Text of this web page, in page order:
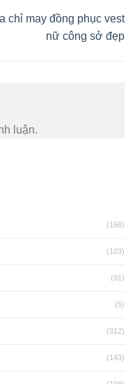
chỉ may đồng phục vest
nữ công sở đẹp
luận.
(166)
(103)
(91)
(5)
(312)
(143)